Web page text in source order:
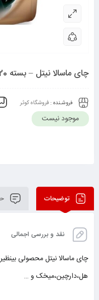
چای ماسالا نیتل – بسته 20 عددی
فروشـنده : فروشگاه کوثر
موجود نیست
توضیحات
نقد و بررسی اجمالی
چای ماسالا نیتل محصولی بینظیر
هل،دارچین،میخک و …